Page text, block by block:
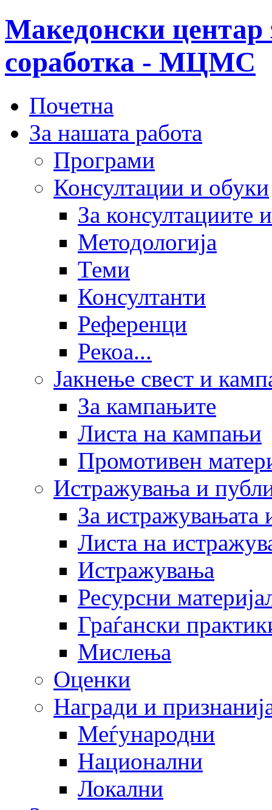
Македонски центар
соработка - МЦМС
Почетна
За нашата работа
Програми
Консултации и обуки
За консултациите
Методологија
Теми
Консултанти
Референци
Рекоа...
Јакнење свест и
За кампањите
Листа на кампањи
Промотивен
Истражувања и
За истражувањата
Листа на
Истражувања
Ресурсни
Граѓански
Мислења
Оценки
Награди и
Меѓународни
Национални
Локални